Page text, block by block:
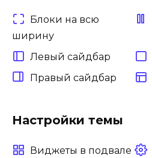
Блоки на всю
ширину
Левый сайдбар
Правый сайдбар
Настройки темы
Виджеты в подвале